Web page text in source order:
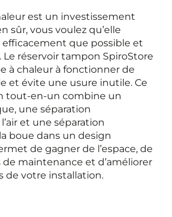
est un investissement
sûr, vous voulez qu’elle
que possible et
réservoir tampon SpiroStore
à chaleur à fonctionner de
et évite une usure inutile. Ce
tout-en-un combine un
une séparation
et une séparation
boue dans un design
de gagner de l’espace, de
maintenance et d’améliorer
de votre installation.